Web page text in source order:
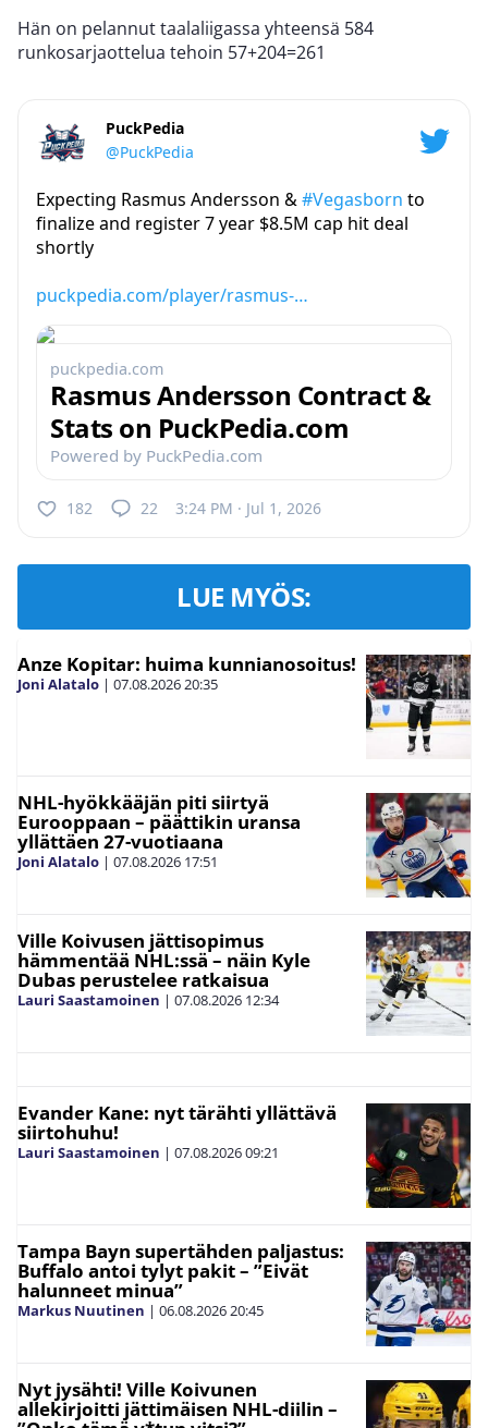
Hän on pelannut taalaliigassa yhteensä 584
runkosarjaottelua tehoin 57+204=261
PuckPedia
@PuckPedia
Expecting Rasmus Andersson &#Vegasborn to
finalize and register 7 year $8.5M cap hit deal
shortly
puckpedia.com/player/rasmus-…
puckpedia.com
Rasmus Andersson Contract &
Stats on PuckPedia.com
Powered by PuckPedia.com
182 22 3:24 PM · Jul 1, 2026
LUE MYÖS:
Anze Kopitar: huima kunnianosoitus!
Joni Alatalo | 07.08.202620:35
NHL-hyökkääjän piti siirtyä
Eurooppaan – päättikin uransa
yllättäen 27-vuotiaana
Joni Alatalo | 07.08.2026 17:51
Ville Koivusen jättisopimus
hämmentää NHL:ssä – näin Kyle
Dubas perustelee ratkaisua
Lauri Saastamoinen | 07.08.2026 12:34
Evander Kane: nyt tärähti yllättävä
siirtohuhu!
Lauri Saastamoinen | 07.08.202609:21
Tampa Bayn supertähden paljastus:
Buffalo antoi tylyt pakit – ”Eivät
halunneet minua”
Markus Nuutinen | 06.08.202620:45
Nyt jysähti! Ville Koivunen
allekirjoitti jättimäisen NHL-diilin –